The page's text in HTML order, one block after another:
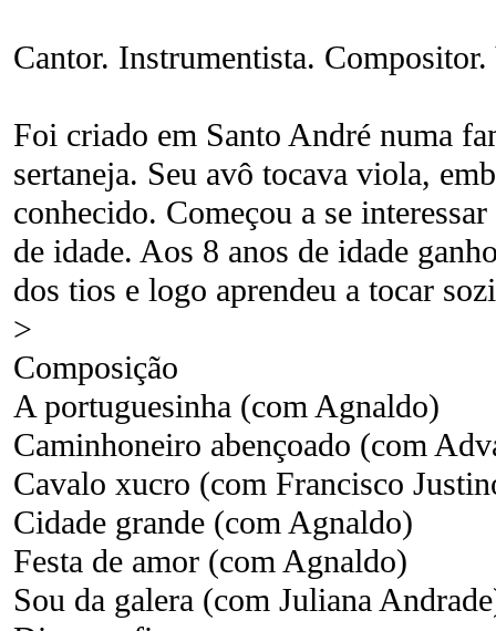
Cantor. Instrumentista.
Foi criado em Santo André numa
sertaneja. Seu avô tocava viola,
conhecido. Começou a se
de idade. Aos 8 anos de idade
dos tios e logo aprendeu a tocar
>
Composição
A portuguesinha (com Agnaldo)
Caminhoneiro abençoado (com
Cavalo xucro (com Francisco
Cidade grande (com Agnaldo)
Festa de amor (com Agnaldo)
Sou da galera (com Juliana